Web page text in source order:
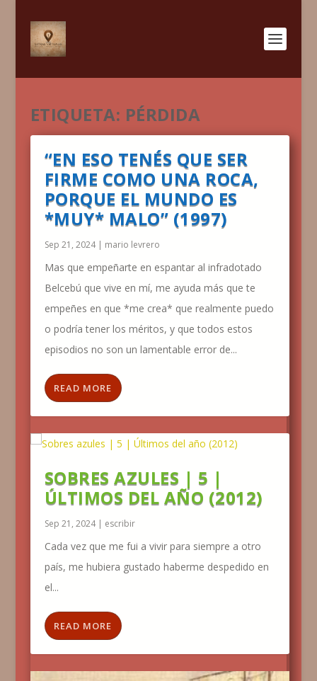
ETIQUETA: PÉRDIDA
“EN ESO TENÉS QUE SER
FIRME COMO UNA ROCA,
PORQUE EL MUNDO ES
*MUY* MALO” (1997)
Sep 21, 2024| mario levrero
Mas que empeñarte en espantar al infradotado
Belcebú que vive en mí, me ayuda más que te
empeñes en que *me crea* que realmente puedo
o podría tener los méritos, y que todos estos
episodios no son un lamentable error de...
READ MORE
SOBRES AZULES | 5 |
ÚLTIMOS DEL AÑO (2012)
Sep 21, 2024| escribir
Cada vez que me fui a vivir para siempre a otro
país, me hubiera gustado haberme despedido en
el...
READ MORE